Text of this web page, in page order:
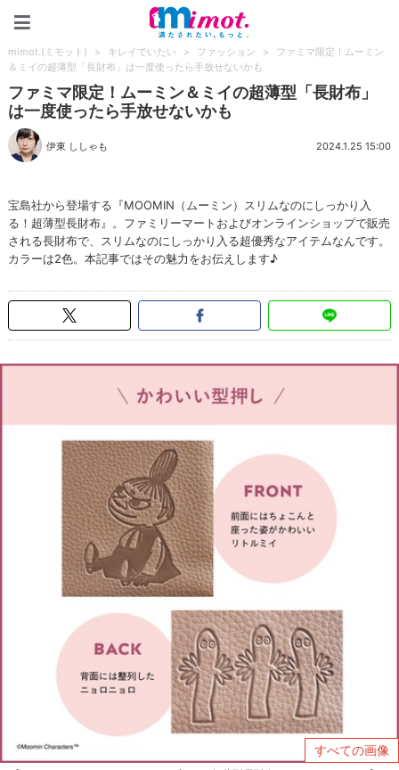
mimot.(ミモット) > キレイでいたい > ファッション >
ファミマ限定！ムーミン
＆ミイの超薄型「長財布」は一度使ったら手放せないかも
ファミマ限定！ムーミン＆ミイの超薄型「長財布」
は一度使ったら手放せないかも
伊東 ししゃも 2024.1.25 15:00
宝島社から登場する『MOOMIN（ムーミン）スリムなのにしっかり入
る！超薄型長財布』。ファミリーマートおよびオンラインショップで販売
される長財布で、スリムなのにしっかり入る超優秀なアイテムなんです。
カラーは2色。本記事ではその魅力をお伝えします♪
すべての画像